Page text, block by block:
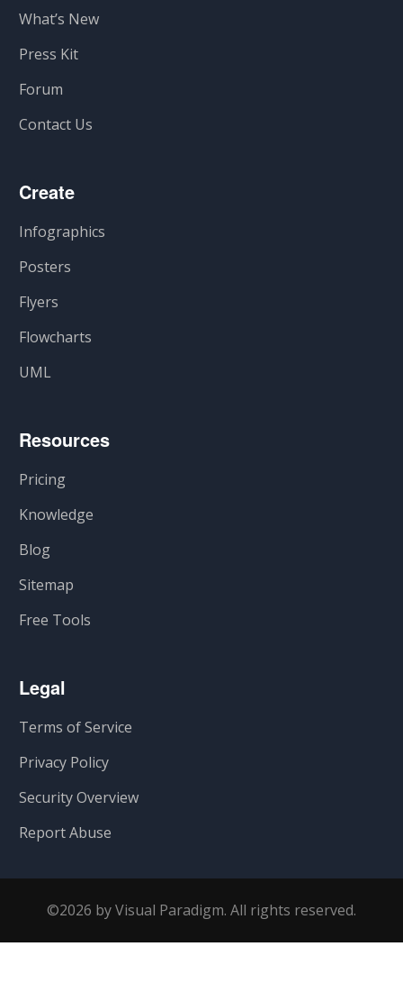
What’s New
Press Kit
Forum
Contact Us
Create
Infographics
Posters
Flyers
Flowcharts
UML
Resources
Pricing
Knowledge
Blog
Sitemap
Free Tools
Legal
Terms of Service
Privacy Policy
Security Overview
Report Abuse
©2026 by Visual Paradigm. All rights reserved.